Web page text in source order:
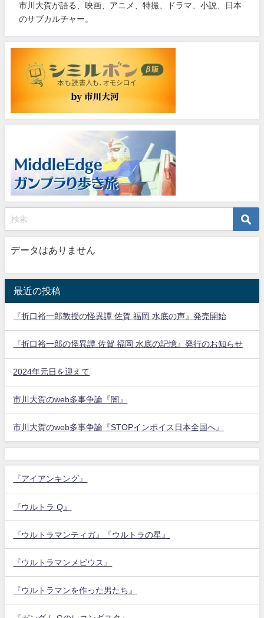
市川大賀が語る、映画、アニメ、特撮、ドラマ、小説、日本
のサブカルチャー。
データはありません
最近の投稿
『折口裕一郎教授の怪異譚 佐賀 福岡 水底の声』発売開始
『折口裕一郎の怪異譚 佐賀 福岡 水底の記憶』発行のお知らせ
2024年元日を迎えて
市川大賀のweb多事争論『闇』
市川大賀のweb多事争論『STOPインボイス日本全国へ』
『アイアンキング』
『ウルトラ Q』
『ウルトラマンティガ』『ウルトラの星』
『ウルトラマンメビウス』
『ウルトラマンを作った男たち』